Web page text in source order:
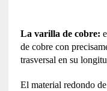
La varilla de cobre:
de cobre con
trasversal en su
El material redondo